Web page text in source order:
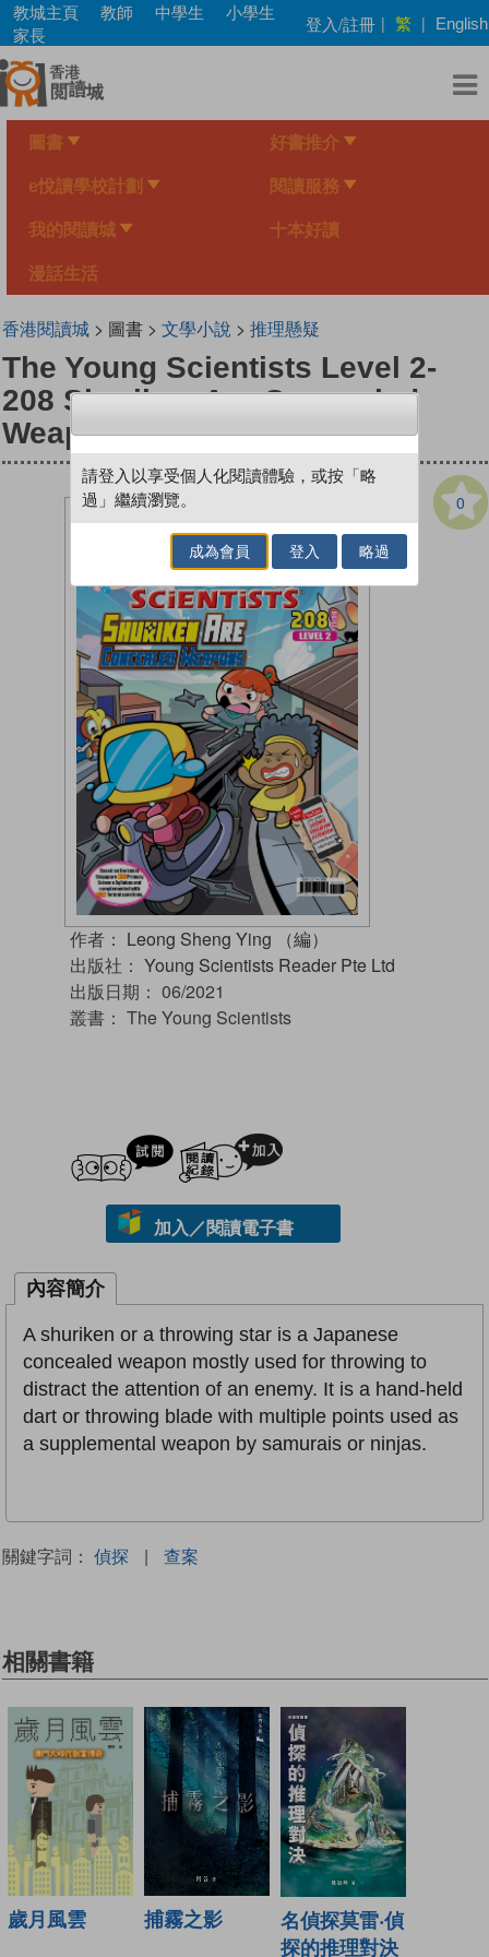
Skip
main
content
教城主頁 教師 中學生
小學生
家長
登入/註冊 | 繁 | English
圖書 好書推介
e悅讀學校計劃 閱讀服務
我的閱讀城 十本好讀
漫話生活
香港閱讀城> 圖書 > 文學小說 > 推理懸疑
The Young Scientists Level 2-
208 Shuriken Are Concealed
Weapons
0
作者： Leong Sheng Ying （編）
出版社： Young Scientists Reader Pte Ltd
出版日期： 06/2021
叢書： The Young Scientists
試閲
加入／閱讀電子書
內容簡介
A shuriken or a throwing star is a Japanese
concealed weapon mostly used for throwing to
distract the attention of an enemy. It is a hand-held
dart or throwing blade with multiple points used as
a supplemental weapon by samurais or ninjas.
關鍵字詞： 偵探 | 查案
相關書籍
歲月風雲 捕霧之影
名偵探莫雷‧偵
探的推理對決
請登入以享受個人化閱讀體驗，或按「略
過」繼續瀏覽。
成為會員 登入 略過